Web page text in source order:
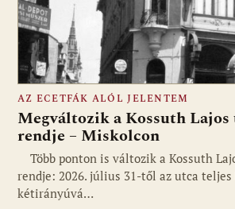
AZ ECETFÁK ALÓL JELENTEM
Megváltozik a Kossuth
rendje – Miskolcon
Több ponton is változik a Kossuth
rendje: 2026. július 31-től az utca teljes
kétirányúvá…